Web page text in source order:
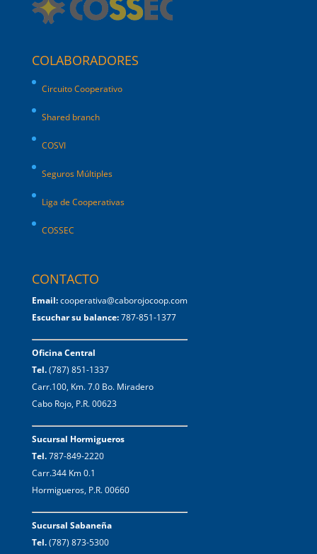
COLABORADORES
Circuito Cooperativo
Shared branch
COSVI
Seguros Múltiples
Liga de Cooperativas
COSSEC
CONTACTO
Email:cooperativa@caborojocoop.com
Escuchar su balance:787-851-1377
Oficina Central
Tel.(787) 851-1337
Carr.100, Km. 7.0 Bo. Miradero
Cabo Rojo, P.R. 00623
Sucursal Hormigueros
Tel.787-849-2220
Carr.344 Km 0.1
Hormigueros, P.R. 00660
Sucursal Sabaneña
Tel.(787) 873-5300